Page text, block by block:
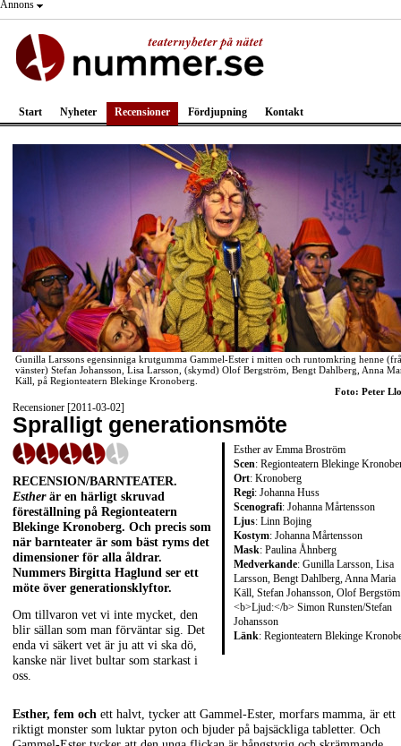
Annons
Start Nyheter Recensioner Fördjupning Kontakt
Gunilla Larssons egensinniga krutgumma Gammel-Ester i mitten och runtomkring henne
vänster) Stefan Johansson, Lisa Larsson, (skymd) Olof Bergström, Bengt Dahlberg, Anna
Käll, på Regionteatern Blekinge Kronoberg.
Foto: Peter
Recensioner [2011-03-02]
Spralligt generationsmöte
Esther av Emma Broström
Scen: Regionteatern Blekinge
Ort: Kronoberg
Regi: Johanna Huss
Scenografi: Johanna Mårtensson
Ljus: Linn Bojing
Kostym: Johanna Mårtensson
Mask: Paulina Åhnberg
Medverkande: Gunilla Larsson, Lisa
Larsson, Bengt Dahlberg, Anna Maria
Käll, Stefan Johansson, Olof Bergstöm
<b>Ljud:</b> Simon Runsten/Stefan
Johansson
Länk: Regionteatern Blekinge
RECENSION/BARNTEATER.
Estherär en härligt skruvad
föreställning på Regionteatern
Blekinge Kronoberg. Och precis som
när barnteater är som bäst ryms det
dimensioner för alla åldrar.
Nummers Birgitta Haglund ser ett
möte över generationsklyftor.
Om tillvaron vet vi inte mycket, den
blir sällan som man förväntar sig. Det
enda vi säkert vet är ju att vi ska dö,
kanske när livet bultar som starkast i
oss.
Esther, fem och ett halvt, tycker att Gammel-Ester, morfars mamma, är ett
riktigt monster som luktar pyton och bjuder på bajsäckliga tabletter. Och